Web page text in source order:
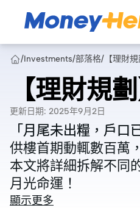
/Investments/部落格/ 【理財
【理財規
更新日期: 2025年9月2日
「月尾未出糧，戶
供樓首期動輒數百萬
本文將詳細拆解不同
月光命運！
「月尾未出糧，戶
供樓首期動輒數百萬
本文將詳細拆解不同
月光命運！
顯示更多